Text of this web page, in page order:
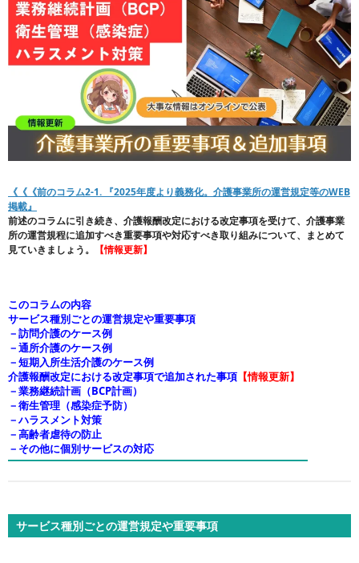
《《《前のコラム2-1. 『2025年度より義務化。介護事業所の運営規定等のWEB
掲載』
前述のコラムに引き続き、介護報酬改定における改定事項を受けて、介護事業
所の運営規程に追加すべき重要事項や対応すべき取り組みについて、まとめて
見ていきましょう。
【情報更新】
このコラムの内容
サービス種別ごとの運営規定や重要事項
－訪問介護のケース例
－通所介護のケース例
－短期入所生活介護のケース例
介護報酬改定における改定事項で追加された事項 【情報更新】
－業務継続計画（BCP計画）
－衛生管理（感染症予防）
－ハラスメント対策
－高齢者虐待の防止
－その他に個別サービスの対応
サービス種別ごとの運営規定や重要事項